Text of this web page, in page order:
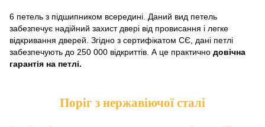
6 петель з підшипником всередині. Даний вид петель
забезпечує надійний захист двері від провисання і легке
відкривання дверей. Згідно з сертифікатом СЄ, дані петлі
забезпечують до 250 000 відкриттів. А це практично довічна
гарантія на петлі.
Поріг з нержавіючої сталі